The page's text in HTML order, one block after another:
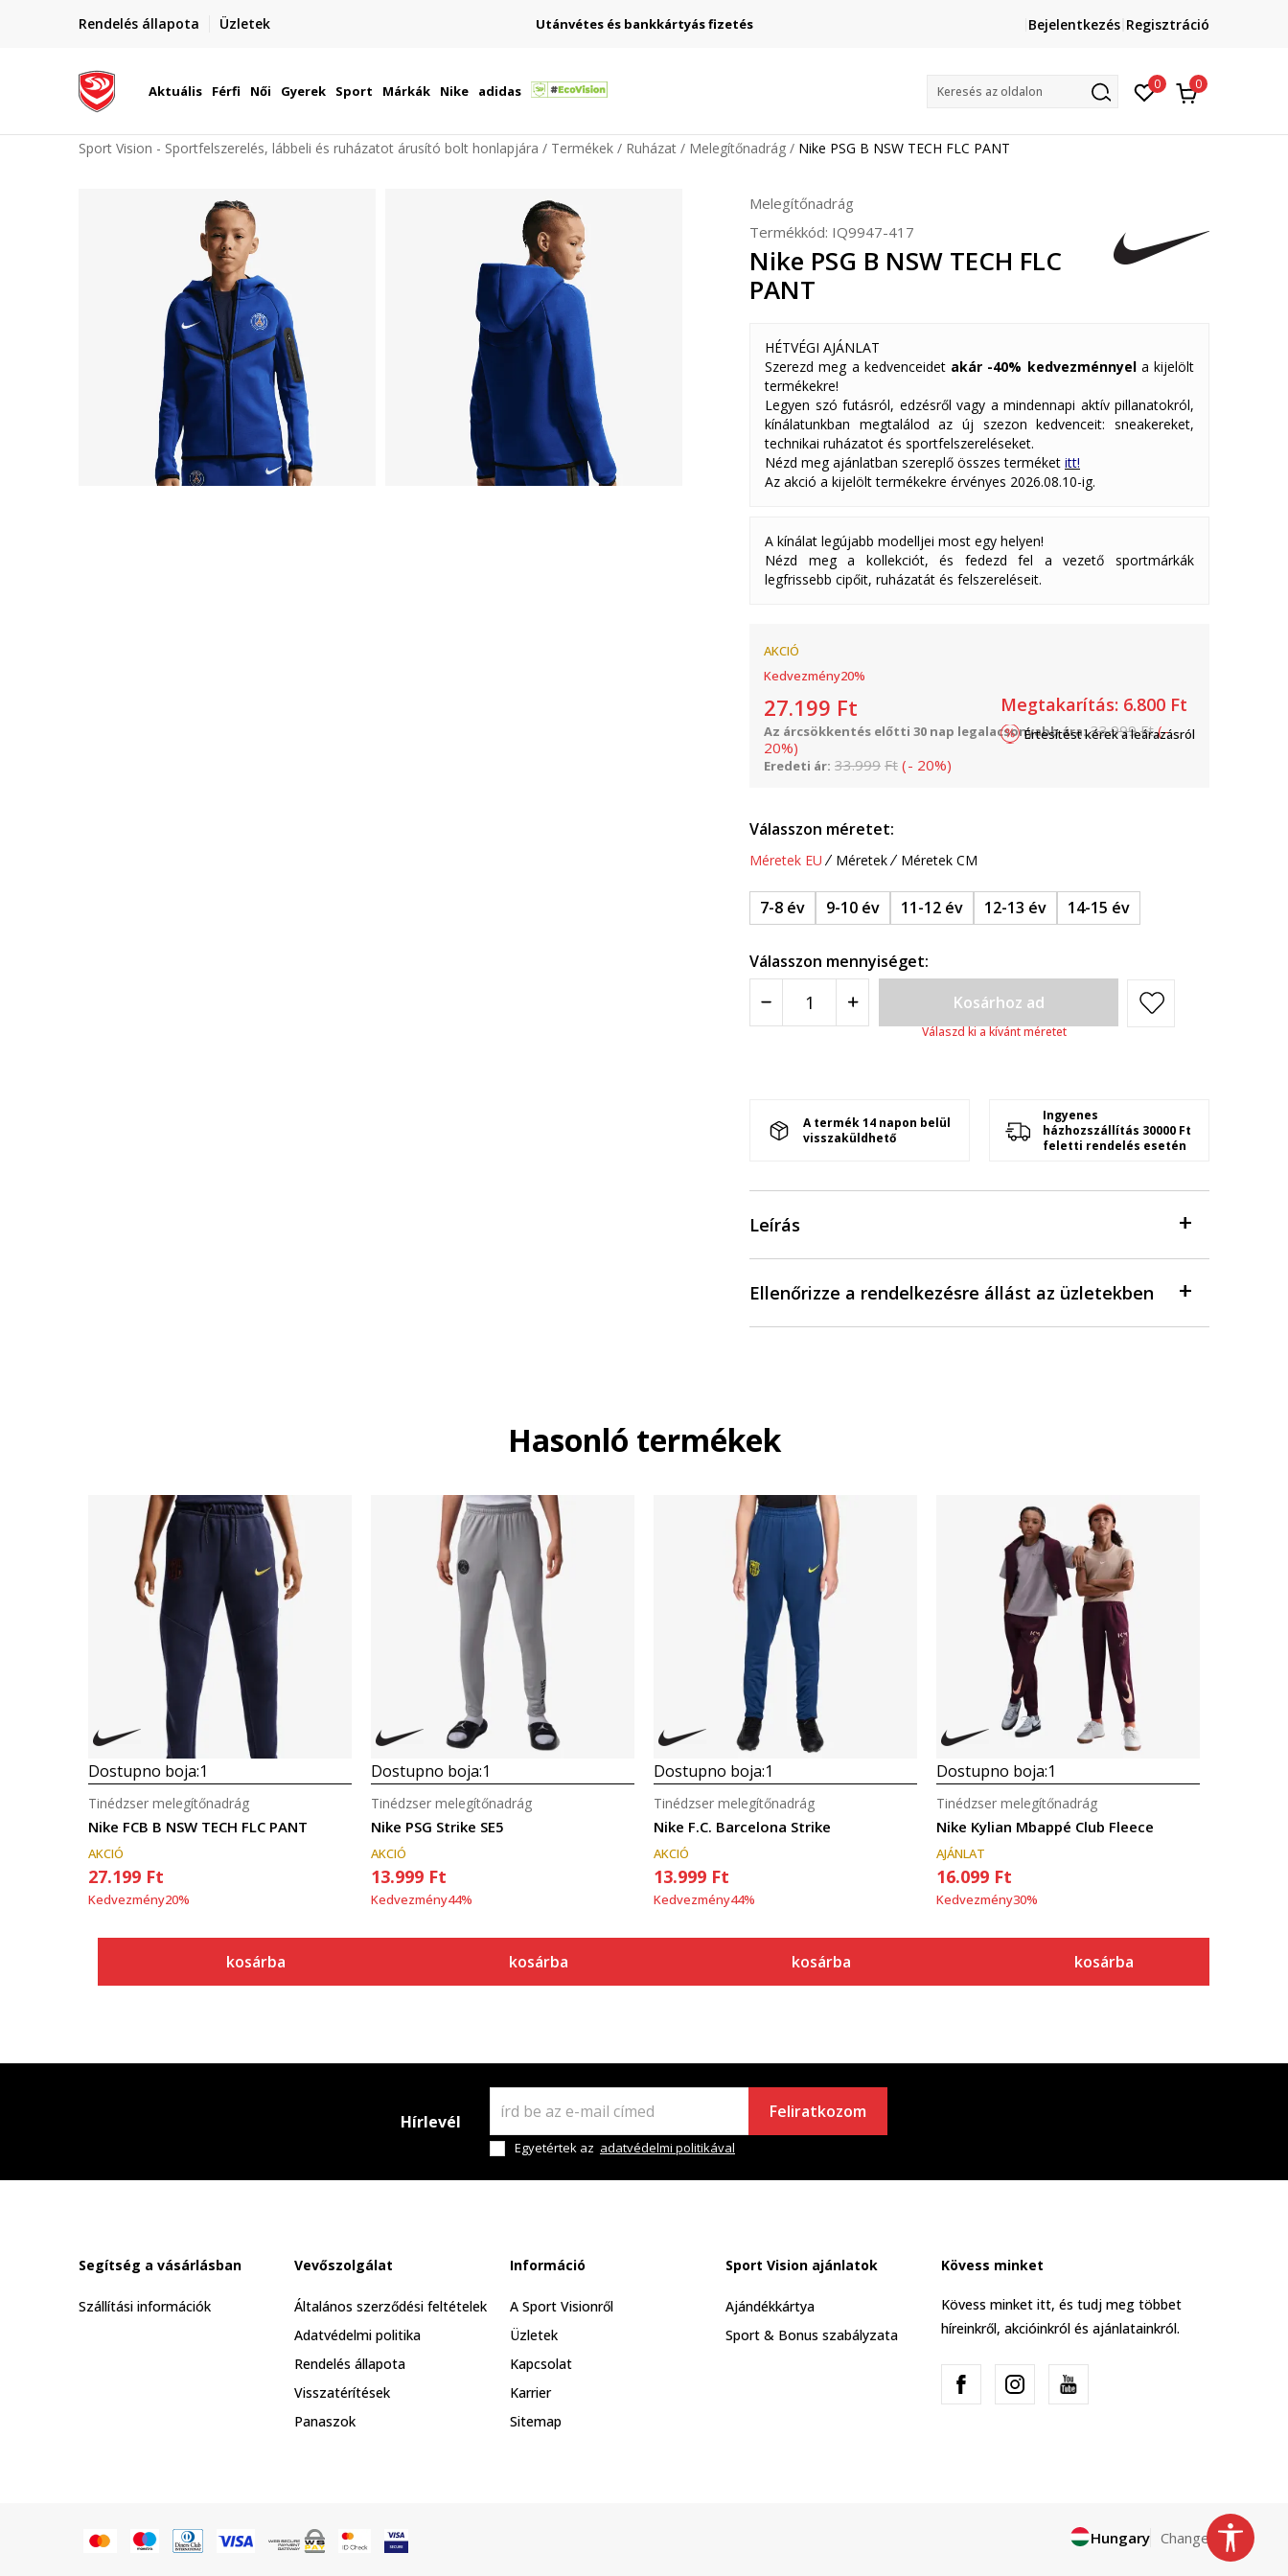
Rendelés állapota Üzletek
Szállítás Magyarország területén Utánvétes és bankkártyás fizetés
Lépj velünk kapcsolatba
online@sport-vision.huBejelentkezés Regisztráció
Aktuális Férfi Női Gyerek Sport Márkák Nike adidas Keresés az oldalon 0 0
Sport Vision - Sportfelszerelés, lábbeli és ruházatot árusító bolt honlapjára Termékek Ruházat Melegítőnadrág Nike PSG B NSW TECH FLC PANT
Melegítőnadrág
Termékkód: IQ9947-417
Nike PSG B NSW TECH FLC
PANT
HÉTVÉGI AJÁNLAT
Szerezd meg a kedvenceidet akár -40% kedvezménnyel a kijelölt
termékekre!
Legyen szó futásról, edzésről vagy a mindennapi aktív pillanatokról,
kínálatunkban megtalálod az új szezon kedvenceit: sneakereket,
technikai ruházatot és sportfelszereléseket.
Nézd meg ajánlatban szereplő összes terméket itt!
Az akció a kijelölt termékekre érvényes 2026.08.10-ig.
A kínálat legújabb modelljei most egy helyen!
Nézd meg a kollekciót, és fedezd fel a vezető sportmárkák
legfrissebb cipőit, ruházatát és felszereléseit.
AKCIÓ
Kedvezmény20%
27.199 Ft
Az árcsökkentés előtti 30 nap legalacsonyabb ára: 33.999 Ft (-
20%)
Eredeti ár: 33.999 Ft (- 20%)
Megtakarítás: 6.800 Ft
Értesítést kérek a leárazásról
Válasszon méretet:
Méretek EU Méretek Méretek CM
7-8 év 9-10 év 11-12 év 12-13 év 14-15 év
Válasszon mennyiséget:
Kosárhoz ad
Válaszd ki a kívánt méretet
A termék 14 napon belül
visszaküldhető
Ingyenes
házhozszállítás 30000 Ft
feletti rendelés esetén
Leírás
Ellenőrizze a rendelkezésre állást az üzletekben
Hasonló termékek
Dostupno boja:1
Nike FCB B NSW TECH FLC PANT
Tinédzser melegítőnadrág
AKCIÓ
27.199 Ft
Kedvezmény20%
kosárba
Dostupno boja:1
Nike PSG Strike SE5
Tinédzser melegítőnadrág
AKCIÓ
13.999 Ft
Kedvezmény44%
kosárba
Dostupno boja:1
Nike F.C. Barcelona Strike
Tinédzser melegítőnadrág
AKCIÓ
13.999 Ft
Kedvezmény44%
kosárba
Dostupno boja:1
Nike Kylian Mbappé Club Fleece
Tinédzser melegítőnadrág
AJÁNLAT
16.099 Ft
Kedvezmény30%
kosárba
Hírlevél Feliratkozom
Egyetértek az adatvédelmi politikával
Segítség a vásárlásban
Szállítási információk
Vevőszolgálat
Általános szerződési feltételek
Adatvédelmi politika
Rendelés állapota
Visszatérítések
Panaszok
Információ
A Sport Visionről
Üzletek
Kapcsolat
Karrier
Sitemap
Sport Vision ajánlatok
Ajándékkártya
Sport & Bonus szabályzata
Kövess minket
Kövess minket itt, és tudj meg többet
híreinkről, akcióinkról és ajánlatainkról.
Hungary Change